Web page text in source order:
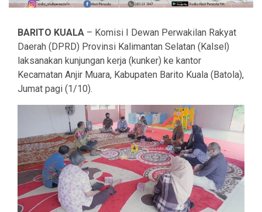
BARITO KUALA – Komisi I Dewan Perwakilan Rakyat
Daerah (DPRD) Provinsi Kalimantan Selatan (Kalsel)
laksanakan kunjungan kerja (kunker) ke kantor
Kecamatan Anjir Muara, Kabupaten Barito Kuala (Batola),
Jumat pagi (1/10).